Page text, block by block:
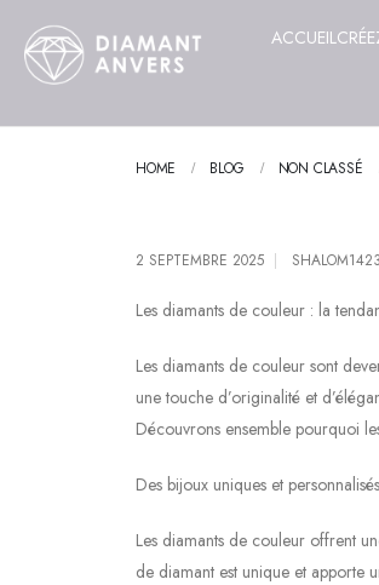
ACCUEIL
HOME BLOG NON CLASSÉ
2 SEPTEMBRE 2025 SHALOM1423
Les diamants de couleur : la
Les diamants de couleur sont
une touche d’originalité et
Découvrons ensemble pourquoi
Des bijoux uniques et personnalisés
Les diamants de couleur offrent
de diamant est unique et apporte